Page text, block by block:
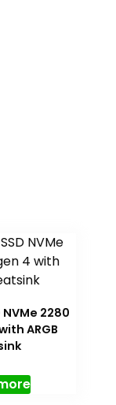
NVMe 2280
ARGB